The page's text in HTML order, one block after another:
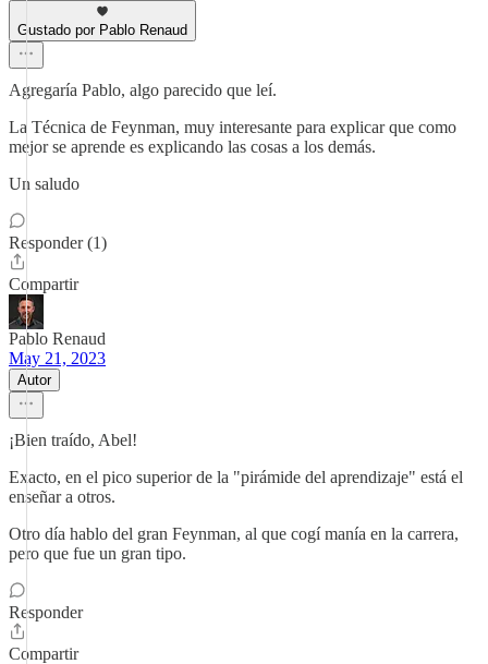
Gustado por Pablo Renaud
Agregaría Pablo, algo parecido que leí.
La Técnica de Feynman, muy interesante para explicar que como
mejor se aprende es explicando las cosas a los demás.
Un saludo
Responder (1)
Compartir
Pablo Renaud
May 21, 2023
Autor
¡Bien traído, Abel!
Exacto, en el pico superior de la "pirámide del aprendizaje" está el
enseñar a otros.
Otro día hablo del gran Feynman, al que cogí manía en la carrera,
pero que fue un gran tipo.
Responder
Compartir